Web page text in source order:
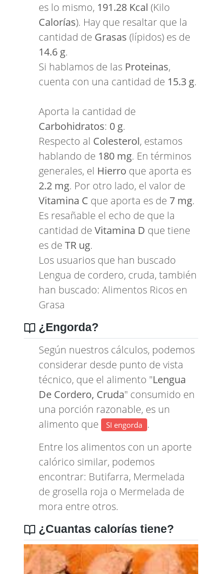
es lo mismo, 191.28 Kcal (Kilo
Calorías). Hay que resaltar que la
cantidad de Grasas (lípidos) es de
14.6 g.
Si hablamos de las Proteinas,
cuenta con una cantidad de 15.3 g.
Aporta la cantidad de
Carbohidratos: 0 g.
Respecto al Colesterol, estamos
hablando de 180 mg. En términos
generales, el Hierro que aporta es
2.2 mg. Por otro lado, el valor de
Vitamina C que aporta es de 7 mg.
Es resañable el echo de que la
cantidad de Vitamina D que tiene
es de TR ug.
Los usuarios que han buscado
Lengua de cordero, cruda, también
han buscado: Alimentos Ricos en
Grasa
¿Engorda?
Según nuestros cálculos, podemos
considerar desde punto de vista
técnico, que el alimento "Lengua
De Cordero, Cruda" consumido en
una porción razonable, es un
alimento que
SI engorda .
Entre los alimentos con un aporte
calórico similar, podemos
encontrar: Butifarra, Mermelada
de grosella roja o Mermelada de
mora entre otros.
¿Cuantas calorías tiene?